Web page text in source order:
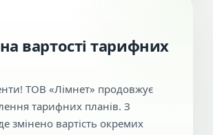
вартості тарифних
ТОВ «Лімнет» продовжує
тарифних планів. З
змінено вартість окремих